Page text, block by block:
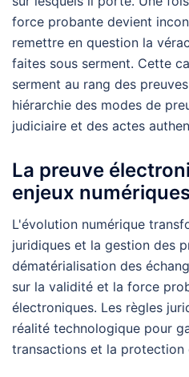
force probante devient
remettre en question la
faites sous serment. Cette
serment au rang des
hiérarchie des modes de
judiciaire et des actes
La preuve
enjeux
L'évolution numérique
juridiques et la gestion des
dématérialisation des
sur la validité et la force
électroniques. Les règles
réalité technologique pour
transactions et la protection